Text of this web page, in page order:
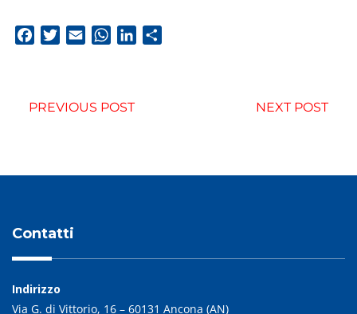
FacebookTwitterEmail WhatsApp
LinkedIn
PREVIOUS POST NEXT POST
Contatti
Indirizzo
Via G. di Vittorio, 16 – 60131 Ancona (AN)